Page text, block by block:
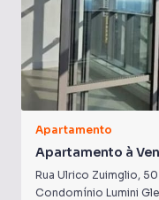
Apartamento
Apartamento à
Rua Ulrico Zuimglio, 50
Condomínio Lumini